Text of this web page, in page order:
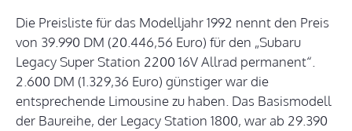
Die Preisliste für das Modelljahr 1992 nennt den Preis
von 39.990 DM (20.446,56 Euro) für den „Subaru
Legacy Super Station 2200 16V Allrad permanent“.
2.600 DM (1.329,36 Euro) günstiger war die
entsprechende Limousine zu haben. Das Basismodell
der Baureihe, der Legacy Station 1800, war ab 29.390